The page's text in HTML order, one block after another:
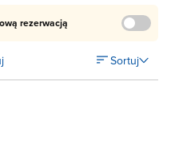
rezerwacją
Sortuj